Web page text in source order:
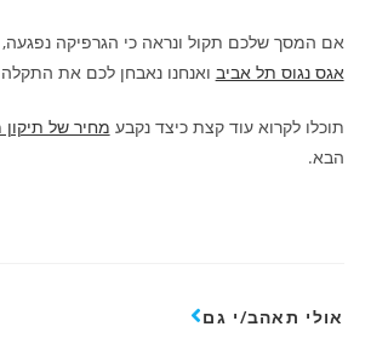
אם המסך שלכם תקול ונראה כי הגרפיקה נפגעה,
אגס נגוס תל אביב ואנחנו נאבחן לכם את
תוכלו לקרוא עוד קצת כיצד נקבע מחיר של
הבא.
אולי תאהב/י גם